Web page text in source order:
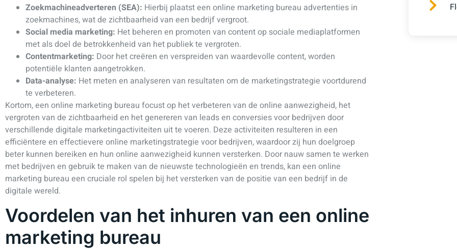
Zoekmachineadverteren (SEA): Hierbij plaatst een online marketing bureau advertenties in
zoekmachines, wat de zichtbaarheid van een bedrijf vergroot.
Social media marketing: Het beheren en promoten van content op sociale mediaplatformen
met als doel de betrokkenheid van het publiek te vergroten.
Contentmarketing: Door het creëren en verspreiden van waardevolle content, worden
potentiële klanten aangetrokken.
Data-analyse: Het meten en analyseren van resultaten om de marketingstrategie voortdurend
te verbeteren.
Kortom, een online marketing bureau focust op het verbeteren van de online aanwezigheid, het
vergroten van de zichtbaarheid en het genereren van leads en conversies voor bedrijven door
verschillende digitale marketingactiviteiten uit te voeren. Deze activiteiten resulteren in een
efficiëntere en effectievere online marketingstrategie voor bedrijven, waardoor zij hun doelgroep
beter kunnen bereiken en hun online aanwezigheid kunnen versterken. Door nauw samen te werken
met bedrijven en gebruik te maken van de nieuwste technologieën en trends, kan een online
marketing bureau een cruciale rol spelen bij het versterken van de positie van een bedrijf in de
digitale wereld.
Voordelen van het inhuren van een online
marketing bureau